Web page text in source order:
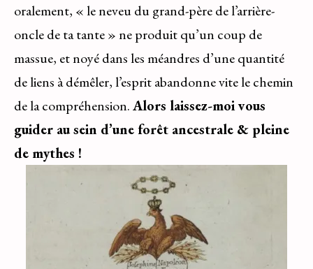
oralement, « le neveu du grand-père de l’arrière-
oncle de ta tante » ne produit qu’un coup de
massue, et noyé dans les méandres d’une quantité
de liens à démêler, l’esprit abandonne vite le chemin
de la compréhension.Alors laissez-moi vous
guider au sein d’une forêt ancestrale & pleine
de mythes !